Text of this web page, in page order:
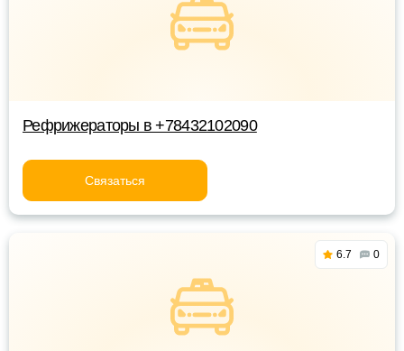
Рефрижераторы в +78432102090
Связаться
6.7 0